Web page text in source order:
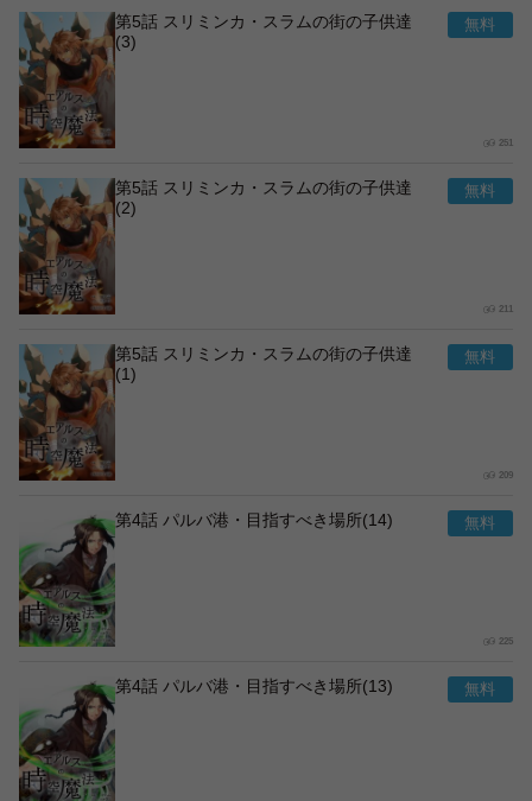
第5話 スリミンカ・スラムの街の子供達
(3)
251
第5話 スリミンカ・スラムの街の子供達
(2)
211
第5話 スリミンカ・スラムの街の子供達
(1)
209
第4話 パルバ港・目指すべき場所(14)
225
第4話 パルバ港・目指すべき場所(13)